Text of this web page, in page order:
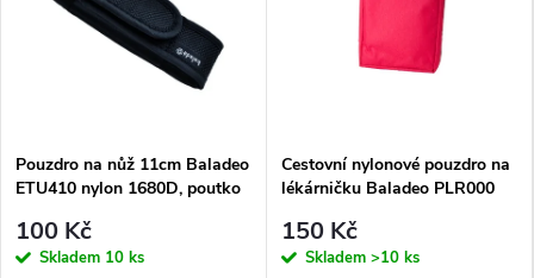
Pouzdro na nůž 11cm Baladeo
ETU410 nylon 1680D, poutko
100 Kč
Skladem 10 ks
Cestovní nylonové pouzdro na
lékárničku Baladeo PLR000
150 Kč
Skladem >10 ks